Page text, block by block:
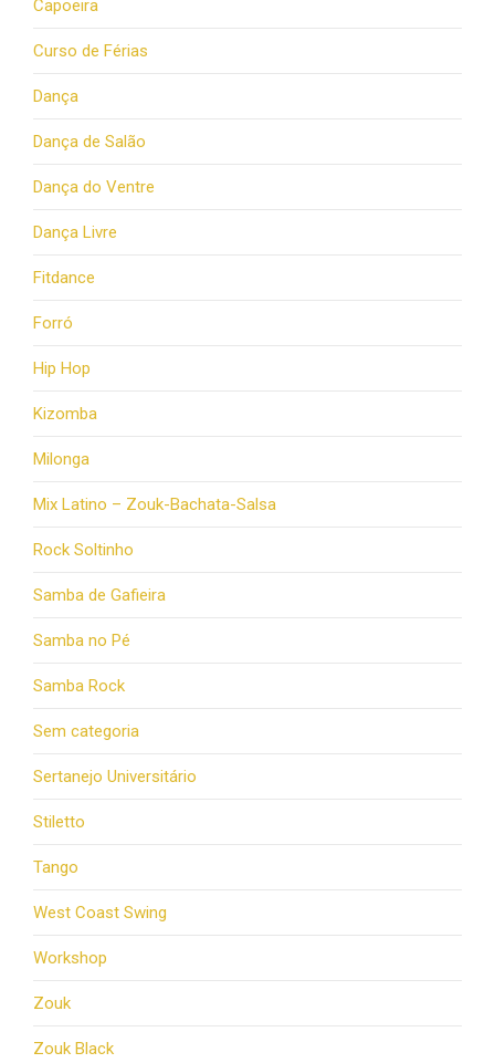
Capoeira
Curso de Férias
Dança
Dança de Salão
Dança do Ventre
Dança Livre
Fitdance
Forró
Hip Hop
Kizomba
Milonga
Mix Latino – Zouk-Bachata-Salsa
Rock Soltinho
Samba de Gafieira
Samba no Pé
Samba Rock
Sem categoria
Sertanejo Universitário
Stiletto
Tango
West Coast Swing
Workshop
Zouk
Zouk Black